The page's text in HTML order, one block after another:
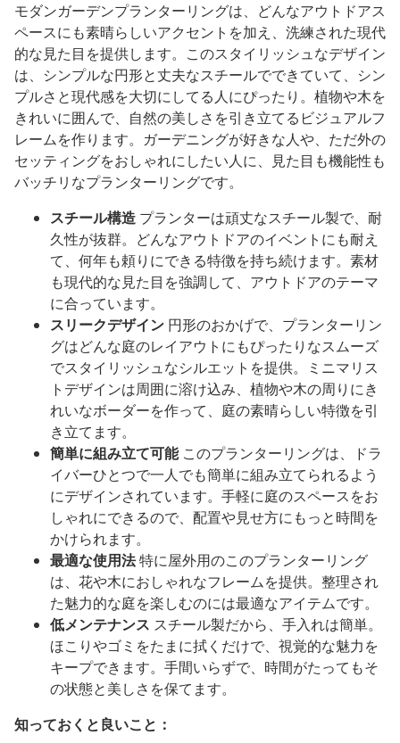
モダンガーデンプランターリングは、どんなアウトドアス
ペースにも素晴らしいアクセントを加え、洗練された現代
的な見た目を提供します。このスタイリッシュなデザイン
は、シンプルな円形と丈夫なスチールでできていて、シン
プルさと現代感を大切にしてる人にぴったり。植物や木を
きれいに囲んで、自然の美しさを引き立てるビジュアルフ
レームを作ります。ガーデニングが好きな人や、ただ外の
セッティングをおしゃれにしたい人に、見た目も機能性も
バッチリなプランターリングです。
スチール構造 プランターは頑丈なスチール製で、耐
久性が抜群。どんなアウトドアのイベントにも耐え
て、何年も頼りにできる特徴を持ち続けます。素材
も現代的な見た目を強調して、アウトドアのテーマ
に合っています。
スリークデザイン 円形のおかげで、プランターリン
グはどんな庭のレイアウトにもぴったりなスムーズ
でスタイリッシュなシルエットを提供。ミニマリス
トデザインは周囲に溶け込み、植物や木の周りにき
れいなボーダーを作って、庭の素晴らしい特徴を引
き立てます。
簡単に組み立て可能このプランターリングは、ドラ
イバーひとつで一人でも簡単に組み立てられるよう
にデザインされています。手軽に庭のスペースをお
しゃれにできるので、配置や見せ方にもっと時間を
かけられます。
最適な使用法特に屋外用のこのプランターリング
は、花や木におしゃれなフレームを提供。整理され
た魅力的な庭を楽しむのには最適なアイテムです。
低メンテナンス スチール製だから、手入れは簡単。
ほこりやゴミをたまに拭くだけで、視覚的な魅力を
キープできます。手間いらずで、時間がたってもそ
の状態と美しさを保てます。
知っておくと良いこと：